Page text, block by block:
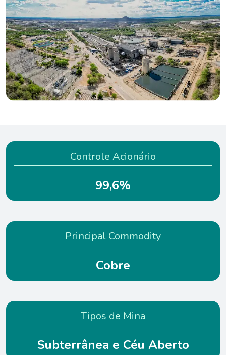
Controle Acionário
99,6%
Principal Commodity
Cobre
Tipos de Mina
Subterrânea e Céu Aberto